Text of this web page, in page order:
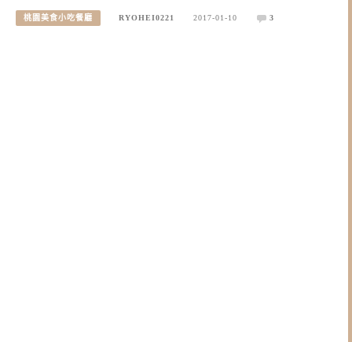
桃園美食小吃餐廳 RYOHEI0221 2017-01-10 3